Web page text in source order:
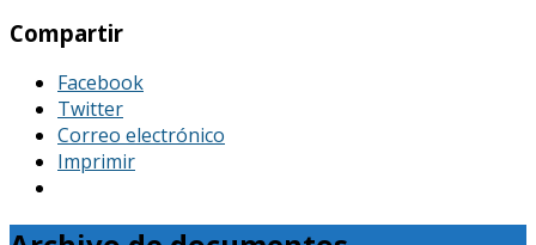
Compartir
Facebook
Twitter
Correo electrónico
Imprimir